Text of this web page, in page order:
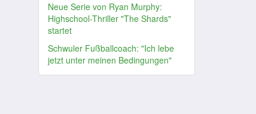
Neue Serie von Ryan Murphy:
Highschool-Thriller "The Shards"
startet
Schwuler Fußballcoach: "Ich lebe
jetzt unter meinen Bedingungen"